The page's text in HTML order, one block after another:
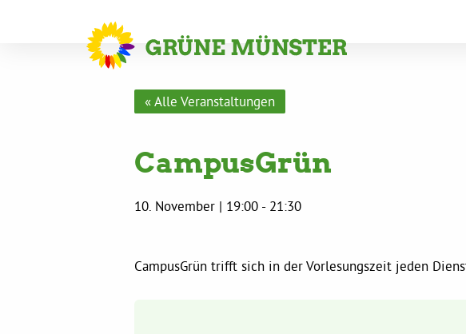
« Alle Veranstaltungen
CampusGrün
10. November | 19:00 - 21:30
CampusGrün trifft sich in der Vorlesungszeit jeden